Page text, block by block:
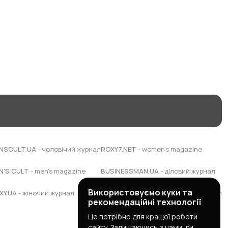
- чоловічий журнал
CULT - men's magazine
- жіночий журнал
ROXY7.NET - women's magazine
BUSINESSMAN.UA- діловий журнал
BUDUEMO.COM- будівельний портал
Використовуємо куки та
рекомендаційні технології
Це потрібно для кращої роботи